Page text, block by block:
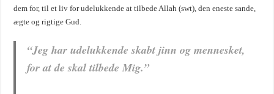
dem for, til et liv for udelukkende at tilbede Allah (swt), den eneste sande,
ægte og rigtige Gud.
“Jeg har udelukkende skabt jinn og mennesket,
for at de skal tilbede Mig.”